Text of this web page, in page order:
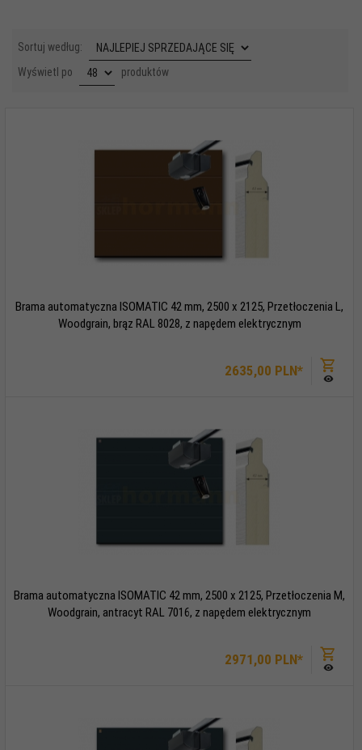
Sortuj według: sort
Wyświetl po pop produktów
2635,00 PLN*
Brama automatyczna ISOMATIC 42 mm, 2500 x 2125, Przetłoczenia L,
Woodgrain, brąz RAL 8028, z napędem elektrycznym
2971,00 PLN*
Brama automatyczna ISOMATIC 42 mm, 2500 x 2125, Przetłoczenia M,
Woodgrain, antracyt RAL 7016, z napędem elektrycznym